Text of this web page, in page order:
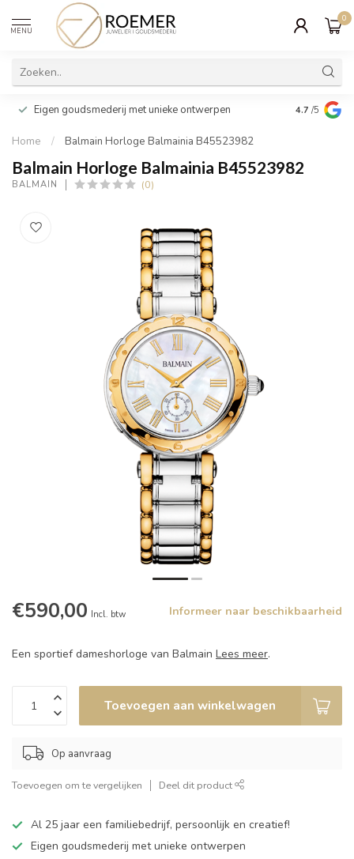
MENU
0
Eigen goudsmederij met unieke ontwerpen Wij
cadeau
4.7 /5
Home / Balmain Horloge Balmainia B45523982
Balmain Horloge Balmainia B45523982
BALMAIN (0)
€590,00 Incl. btw Informeer naar beschikbaarheid
Een sportief dameshorloge van Balmain Lees meer.
Toevoegen aan winkelwagen
Op aanvraag
Toevoegen om te vergelijken Deel dit product
Al 25 jaar een familiebedrijf, persoonlijk en creatief!
Eigen goudsmederij met unieke ontwerpen